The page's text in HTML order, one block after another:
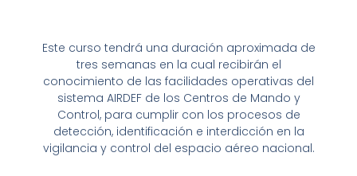
Este curso tendrá una duración aproximada de
tres semanas en la cual recibirán el
conocimiento de las facilidades operativas del
sistema AIRDEF de los Centros de Mando y
Control, para cumplir con los procesos de
detección, identificación e interdicción en la
vigilancia y control del espacio aéreo nacional.